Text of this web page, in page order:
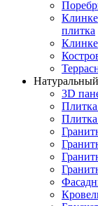
плитка
3D